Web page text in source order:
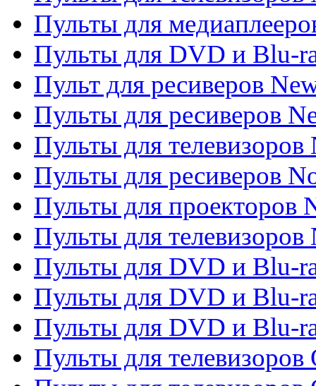
Пульты для
Пульты для DVD и Blu-
Пульт для ресиверов
Пульты для ресиверов
Пульты для телевизоров
Пульты для ресиверов
Пульты для проекторов
Пульты для телевизоров
Пульты для DVD и Blu-
Пульты для DVD и Blu-
Пульты для DVD и Blu-
Пульты для телевизоров